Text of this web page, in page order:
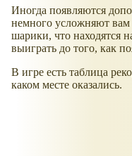
Иногда появляются
немного усложняют вам
шарики, что находятся
выиграть до того, как
В игре есть таблица
каком месте оказались.